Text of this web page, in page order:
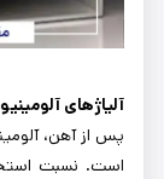
آلیاژهای
پس از آهن،
است. نسبت